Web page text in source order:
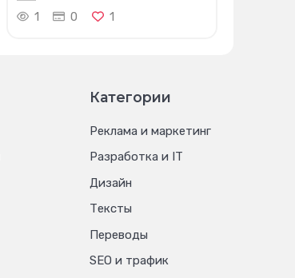
1
0 1
Категории
Реклама и маркетинг
Разработка и IT
Дизайн
Тексты
Переводы
SEO и трафик